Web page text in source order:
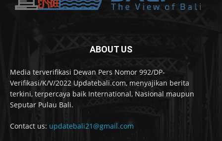
ABOUT US
Media terverifikasi Dewan Pers Nomor 992/DP-
Verifikasi/K/V/2022 Updatebali.com, menyajikan berita
terkini, terpercaya baik International, Nasional maupun
Seputar Pulau Bali.
Contact us: updatebali21@gmail.com